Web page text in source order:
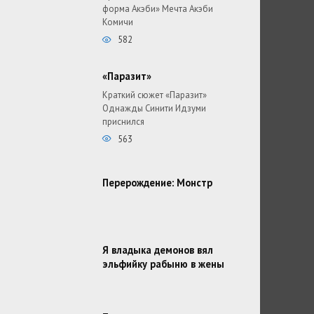
форма Акэби» Мечта Акэби
Комичи
582
«Паразит»
Краткий сюжет «Паразит»
Однажды Синити Идзуми
приснился
563
Перерождение: Монстр
Я владыка демонов вял
эльфийку рабыню в жены